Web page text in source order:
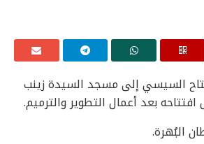
السيسي إلى مسجد السيدة زينب
بعد أعمال التطوير والترميم.
البُهرة.